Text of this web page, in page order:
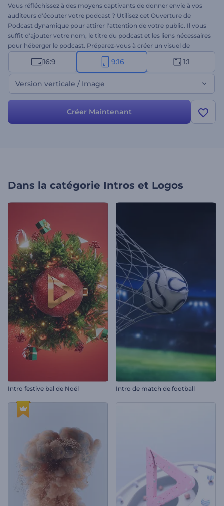
Vous réfléchissez à des moyens captivants de donner envie à vos
auditeurs d'écouter votre podcast ? Utilisez cet Ouverture de
Podcast dynamique pour attirer l'attention de votre public. Il vous
suffit d'ajouter votre nom, le titre du podcast et les liens nécessaires
pour héberger le podcast. Préparez-vous à créer un visuel de
podcast attrayant pour maintenir l'intérêt de votre public. Essayez-
le dès maintenant !
16:9 9:16 1:1
Version verticale / Image
Créer Maintenant
Dans la catégorie Intros et Logos
Intro festive bal de Noël Intro de match de football